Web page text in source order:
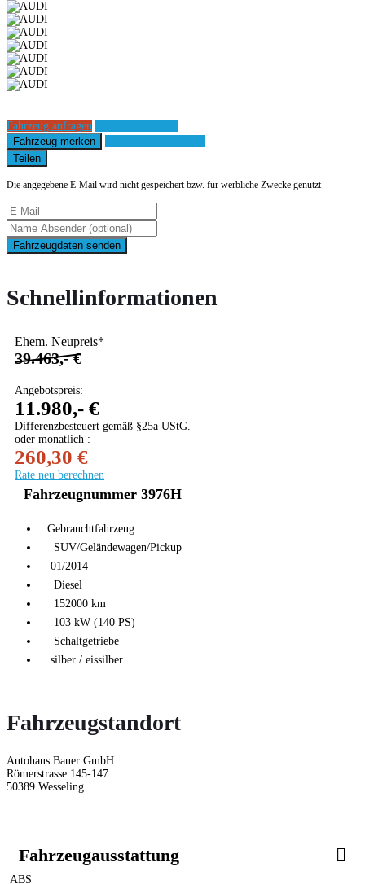
Fahrzeug anfragen
Fahrzeug merken
Teilen
Die angegebene E-Mail wird nicht gespeichert bzw. für werbliche Zwecke genutzt
Fahrzeugdaten senden
Schnellinformationen
Ehem. Neupreis*
39.463,- €
Angebotspreis:
11.980,- €
Differenzbesteuert gemäß §25a UStG.
oder monatlich :
260,30 €
Rate neu berechnen
Fahrzeugnummer 3976H
Gebrauchtfahrzeug
SUV/Geländewagen/Pickup
01/2014
Diesel
152000 km
103 kW (140 PS)
Schaltgetriebe
silber / eissilber
Fahrzeugstandort
Autohaus Bauer GmbH
Römerstrasse 145-147
50389 Wesseling
Fahrzeugausstattung
ABS